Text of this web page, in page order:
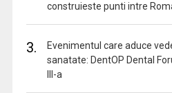
construieste punti intre
3.
Evenimentul care aduce
sanatate: DentOP Dental
III-a